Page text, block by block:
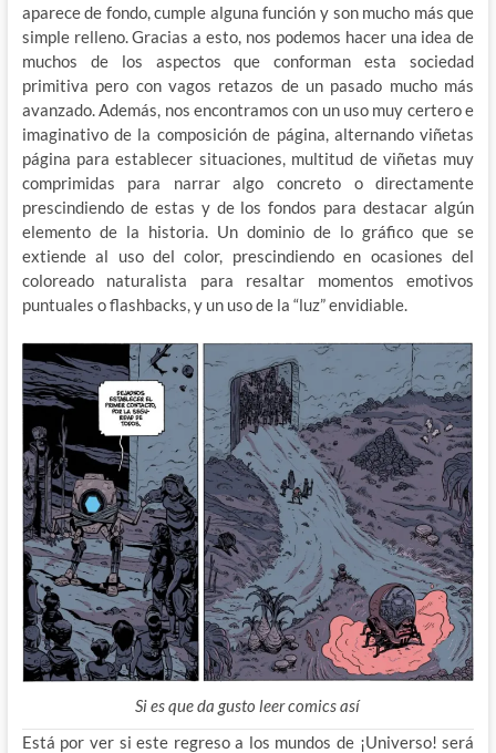
aparece de fondo, cumple alguna función y son mucho más que
simple relleno. Gracias a esto, nos podemos hacer una idea de
muchos de los aspectos que conforman esta sociedad
primitiva pero con vagos retazos de un pasado mucho más
avanzado. Además, nos encontramos con un uso muy certero e
imaginativo de la composición de página, alternando viñetas
página para establecer situaciones, multitud de viñetas muy
comprimidas para narrar algo concreto o directamente
prescindiendo de estas y de los fondos para destacar algún
elemento de la historia. Un dominio de lo gráfico que se
extiende al uso del color, prescindiendo en ocasiones del
coloreado naturalista para resaltar momentos emotivos
puntuales o flashbacks, y un uso de la “luz” envidiable.
Si es que da gusto leer comics así
Está por ver si este regreso a los mundos de ¡Universo! será